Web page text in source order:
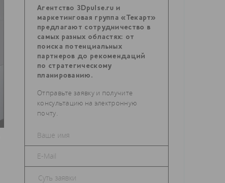
Агентство 3Dpulse.ru и
маркетинговая группа «Текарт»
предлагают сотрудничество в
самых разных областях: от
поиска потенциальных
партнеров до рекомендаций
по стратегическому
планированию.
Отправьте заявку и получите
консультацию на электронную
почту.